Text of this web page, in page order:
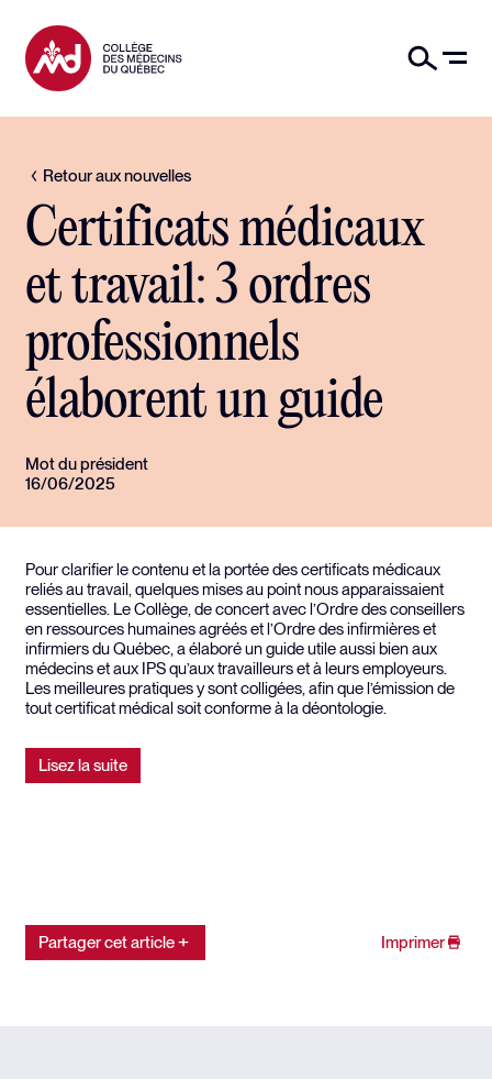
Retour aux nouvelles
Certificats médicaux
et travail: 3 ordres
professionnels
élaborent un guide
Mot du président
16/06/2025
Pour clarifier le contenu et la portée des certificats médicaux
reliés au travail, quelques mises au point nous apparaissaient
essentielles. Le Collège, de concert avec l’Ordre des conseillers
en ressources humaines agréés et l’Ordre des infirmières et
infirmiers du Québec, a élaboré un guide utile aussi bien aux
médecins et aux IPS qu’aux travailleurs et à leurs employeurs.
Les meilleures pratiques y sont colligées, afin que l’émission de
tout certificat médical soit conforme à la déontologie.
Lisez la suite
Partager cet article Imprimer